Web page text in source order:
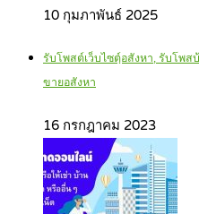
10 กุมภาพันธ์ 2025
รับโพสต์เว็บไซตฺ์อสังหา, รับโพ
ขายอสังหา
16 กรกฎาคม 2023